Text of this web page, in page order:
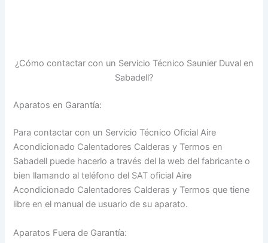
¿Cómo contactar con un Servicio Técnico Saunier Duval en
Sabadell?
Aparatos en Garantía:
Para contactar con un Servicio Técnico Oficial Aire
Acondicionado Calentadores Calderas y Termos en
Sabadell puede hacerlo a través del la web del fabricante o
bien llamando al teléfono del SAT oficial Aire
Acondicionado Calentadores Calderas y Termos que tiene
libre en el manual de usuario de su aparato.
Aparatos Fuera de Garantía: